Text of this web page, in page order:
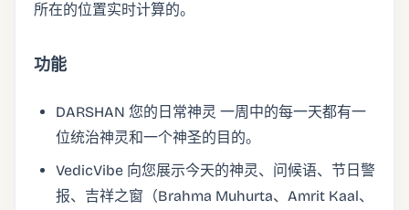
所在的位置实时计算的。
功能
DARSHAN 您的日常神灵 一周中的每一天都有一
位统治神灵和一个神圣的目的。
VedicVibe 向您展示今天的神灵、问候语、节日警
报、吉祥之窗（Brahma Muhurta、Amrit Kaal、